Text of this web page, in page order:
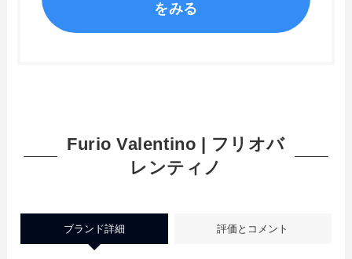
をみる
Furio Valentino | フリオバ
レンティノ
ブランド詳細 評価とコメント